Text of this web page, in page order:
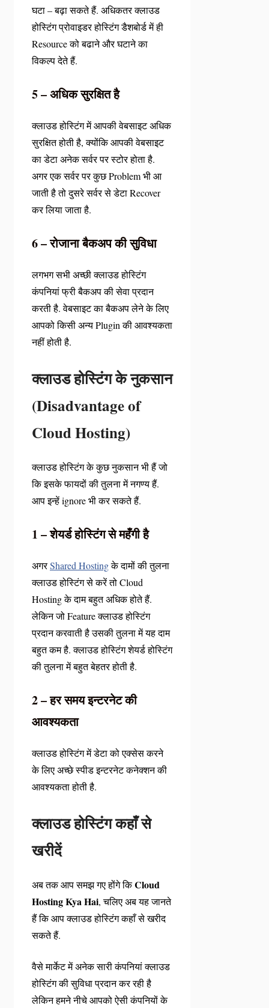
घटा – बढ़ा सकते हैं. अधिकतर क्लाउड
होस्टिंग प्रोवाइडर होस्टिंग डैशबोर्ड में ही
Resource को बढाने और घटाने का
विकल्प देते हैं.
5 – अधिक सुरक्षित है
क्लाउड होस्टिंग में आपकी वेबसाइट अधिक
सुरक्षित होती है, क्योंकि आपकी वेबसाइट
का डेटा अनेक सर्वर पर स्टोर होता है.
अगर एक सर्वर पर कुछ Problem भी आ
जाती है तो दुसरे सर्वर से डेटा Recover
कर लिया जाता है.
6 – रोजाना बैकअप की सुविधा
लगभग सभी अच्छी क्लाउड होस्टिंग
कंपनियां फ्री बैकअप की सेवा प्रदान
करती है. वेबसाइट का बैकअप लेने के लिए
आपको किसी अन्य Plugin की आवश्यकता
नहीं होती है.
क्लाउड होस्टिंग के नुकसान
(Disadvantage of
Cloud Hosting)
क्लाउड होस्टिंग के कुछ नुकसान भी हैं जो
कि इसके फायदों की तुलना में नगण्य हैं.
आप इन्हें ignore भी कर सकते हैं.
1 – शेयर्ड होस्टिंग से महँगी है
अगरShared Hostingके दामों की तुलना
क्लाउड होस्टिंग से करें तो Cloud
Hosting के दाम बहुत अधिक होते हैं.
लेकिन जो Feature क्लाउड होस्टिंग
प्रदान करवाती है उसकी तुलना में यह दाम
बहुत कम है. क्लाउड होस्टिंग शेयर्ड होस्टिंग
की तुलना में बहुत बेहतर होती है.
2 – हर समय इन्टरनेट की
आवश्यकता
क्लाउड होस्टिंग में डेटा को एक्सेस करने
के लिए अच्छे स्पीड इन्टरनेट कनेक्शन की
आवश्यकता होती है.
क्लाउड होस्टिंग कहाँ से
खरीदें
अब तक आप समझ गए होंगे किCloud
Hosting Kya Hai, चलिए अब यह जानते
हैं कि आप क्लाउड होस्टिंग कहाँ से खरीद
सकते हैं.
वैसे मार्केट में अनेक सारी कंपनियां क्लाउड
होस्टिंग की सुविधा प्रदान कर रही है
लेकिन हमने नीचे आपको ऐसी कंपनियों के